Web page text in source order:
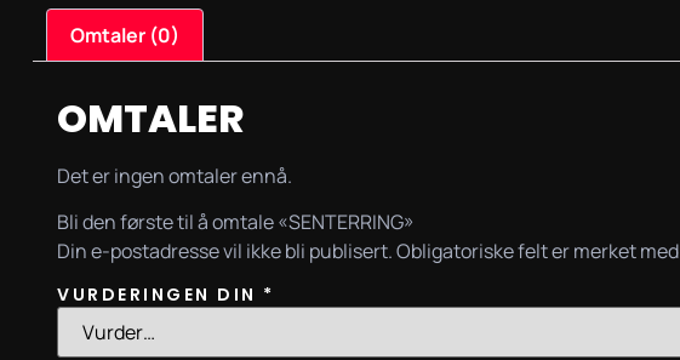
Omtaler (0)
OMTALER
Det er ingen omtaler ennå.
Bli den første til å omtale «SENTERRING»
Din e-postadresse vil ikke bli publisert.Obligatoriske felt er merket med
VURDERINGEN DIN *